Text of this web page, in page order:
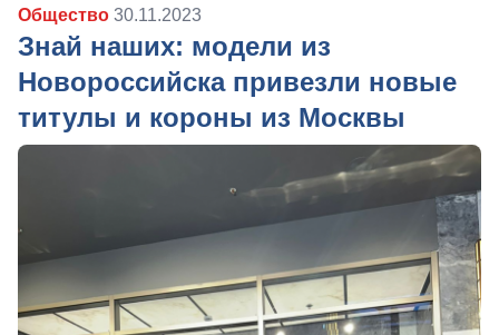
Общество 30.11.2023
Знай наших: модели из
Новороссийска привезли новые
титулы и короны из Москвы